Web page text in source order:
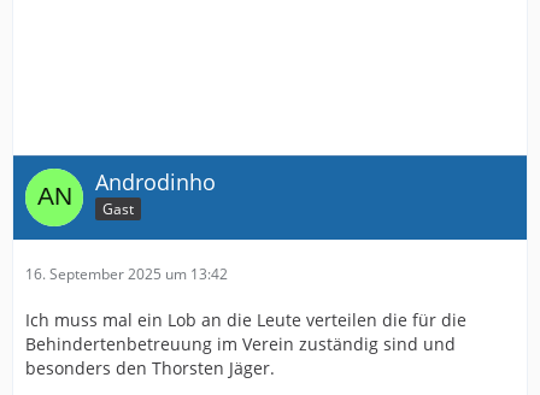
Androdinho
Gast
16. September 2025 um 13:42
Ich muss mal ein Lob an die Leute verteilen die für die
Behindertenbetreuung im Verein zuständig sind und
besonders den Thorsten Jäger.